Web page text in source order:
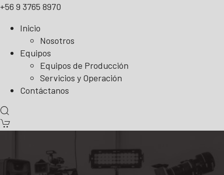
+56 9 3765 8970
Inicio
Nosotros
Equipos
Equipos de Producción
Servicios y Operación
Contáctanos